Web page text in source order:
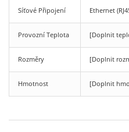
Síťové Připojení Ethernet
Provozní Teplota [Doplnit
Rozměry [Doplnit
Hmotnost [Doplnit